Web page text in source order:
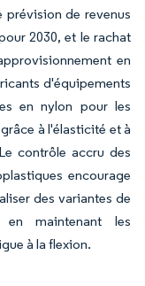
prévision de revenus
2030, et le rachat
en
d'équipements
en nylon pour les
à l'élasticité et à
contrôle accru des
encourage
des variantes de
maintenant les
à la flexion.